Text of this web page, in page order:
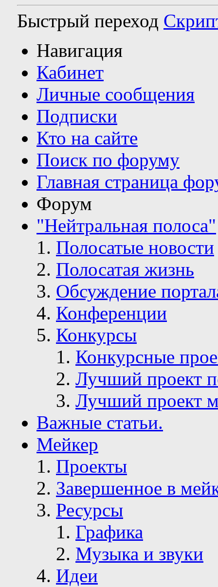
Быстрый переход
Навигация
Кабинет
Личные сообщения
Подписки
Кто на сайте
Поиск по форуму
Главная страница
Форум
"Нейтральная полоса"
Полосатые новости
Полосатая жизнь
Обсуждение
Конференции
Конкурсы
Конкурсные
Лучший проект
Лучший проект
Важные статьи.
Мейкер
Проекты
Завершенное в
Ресурсы
Графика
Музыка и звуки
Идеи